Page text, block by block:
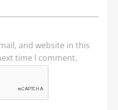
and website in this
time I comment.